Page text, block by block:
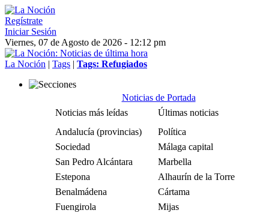
Regístrate
Iniciar Sesión
Viernes, 07 de Agosto de 2026 - 12:12 pm
La Noción | Tags | Tags: Refugiados
Noticias de Portada
Noticias más leídas
Últimas noticias
Andalucía (provincias)
Política
Sociedad
Málaga capital
San Pedro Alcántara
Marbella
Estepona
Alhaurín de la Torre
Benalmádena
Cártama
Fuengirola
Mijas